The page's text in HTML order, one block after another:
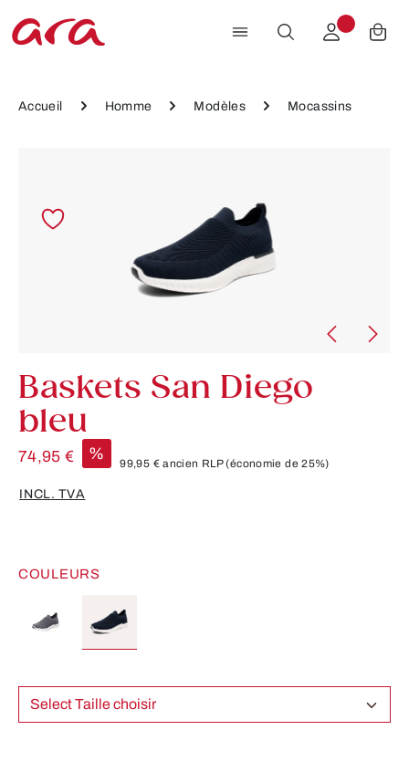
Passer au contenu principal
Accueil Homme Modèles Mocassins
Baskets San Diego
bleu
74,95 € %
99,95 €ancien RLP(économie de 25%)
INCL. TVA
COULEURS
Select Taille choisir